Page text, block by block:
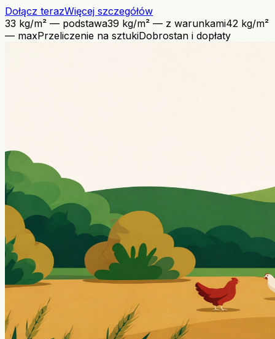
Dołącz terazWięcej szczegółów
33 kg/m² — podstawa39 kg/m² — z warunkami42 kg/m²
— maxPrzeliczenie na sztukiDobrostan i dopłaty